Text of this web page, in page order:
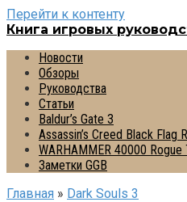
Перейти к контенту
Книга игровых
Новости
Обзоры
Руководства
Статьи
Baldur’s Gate 3
Assassin’s Creed Black Flag
WARHAMMER 40000 Rogue
Заметки GGB
Главная » Dark Souls 3